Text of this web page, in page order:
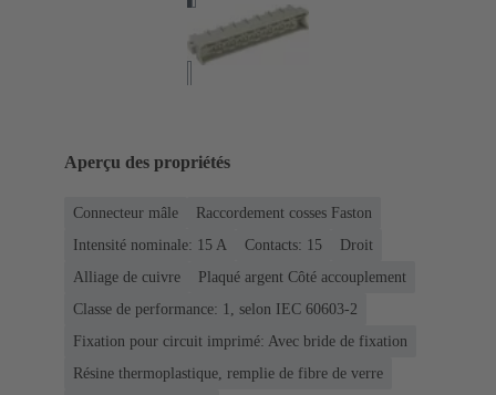
Aperçu des propriétés
Connecteur mâle
Raccordement cosses Faston
Intensité nominale: ‌15 A
Contacts: 15
Droit
Alliage de cuivre
Plaqué argent Côté accouplement
Classe de performance: 1, selon IEC 60603-2
Fixation pour circuit imprimé: Avec bride de fixation
Résine thermoplastique, remplie de fibre de verre